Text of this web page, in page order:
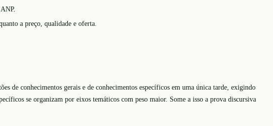
a preço, qualidade e oferta.
de conhecimentos gerais e de conhecimentos específicos em uma única tarde, exigindo
se organizam por eixos temáticos com peso maior. Some a isso a prova discursiva